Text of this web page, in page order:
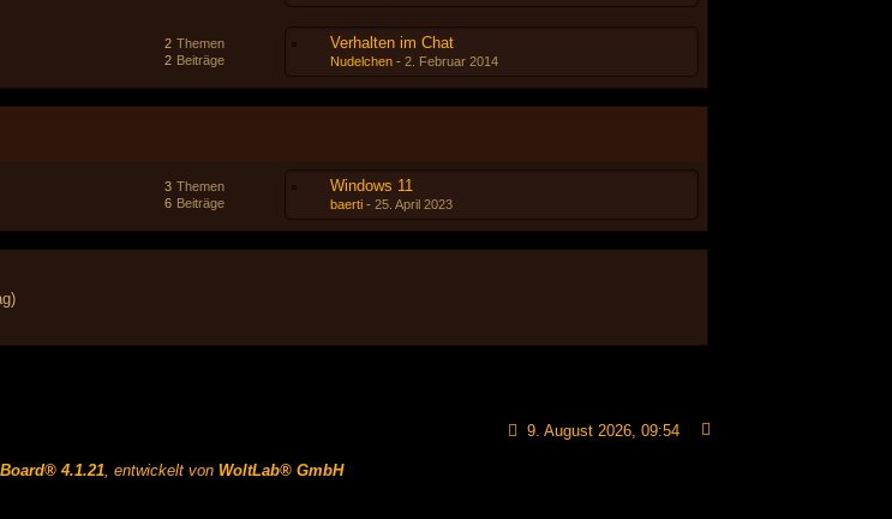
Themen
2
Beiträge
2
Verhalten im Chat
Nudelchen- 2. Februar 2014
Themen
3
Beiträge
6
Windows 11
baerti- 25. April 2023
9. August 2026, 09:54
4.1.21, entwickelt von WoltLab® GmbH